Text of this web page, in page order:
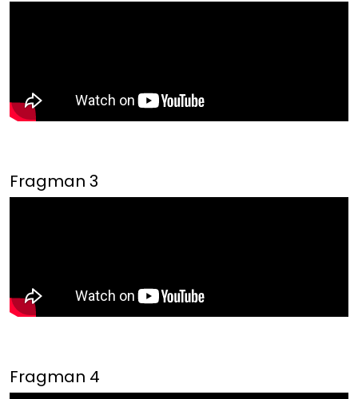
Fragman 3
Fragman 4